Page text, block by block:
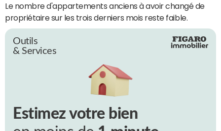
Le nombre d'appartements anciens à avoir changé de
propriétaire sur les trois derniers mois reste faible.
Outils
& Services
Estimez votre bien